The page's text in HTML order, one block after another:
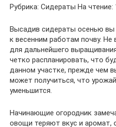
Рубрика: Сидераты На
Высадив сидераты осенью вы
к весенним работам почву.
для дальнейшего
четко распланировать, что
данном участке, прежде чем
может получиться, что
уменьшится.
Начинающие огородник
овощи теряют вкус и аромат,